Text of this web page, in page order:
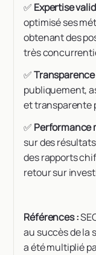
✅ Expertise
optimisé ses
obtenant des
très
✅
publiquement,
et transparente
✅ Performance
sur des
des rapports
retour sur
Références :
au succès de la
a été multiplié